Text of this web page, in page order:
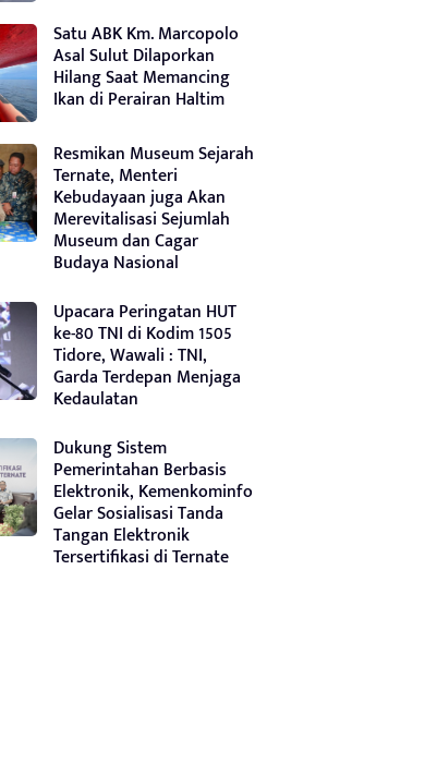
Satu ABK Km. Marcopolo
Asal Sulut Dilaporkan
Hilang Saat Memancing
Ikan di Perairan Haltim
Resmikan Museum Sejarah
Ternate, Menteri
Kebudayaan juga Akan
Merevitalisasi Sejumlah
Museum dan Cagar
Budaya Nasional
Upacara Peringatan HUT
ke-80 TNI di Kodim 1505
Tidore, Wawali : TNI,
Garda Terdepan Menjaga
Kedaulatan
Dukung Sistem
Pemerintahan Berbasis
Elektronik, Kemenkominfo
Gelar Sosialisasi Tanda
Tangan Elektronik
Tersertifikasi di Ternate